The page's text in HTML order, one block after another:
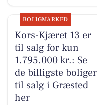
BOLIGMARKED
Kors-Kjæret 13 er
til salg for kun
1.795.000 kr.: Se
de billigste boliger
til salg i Græsted
her